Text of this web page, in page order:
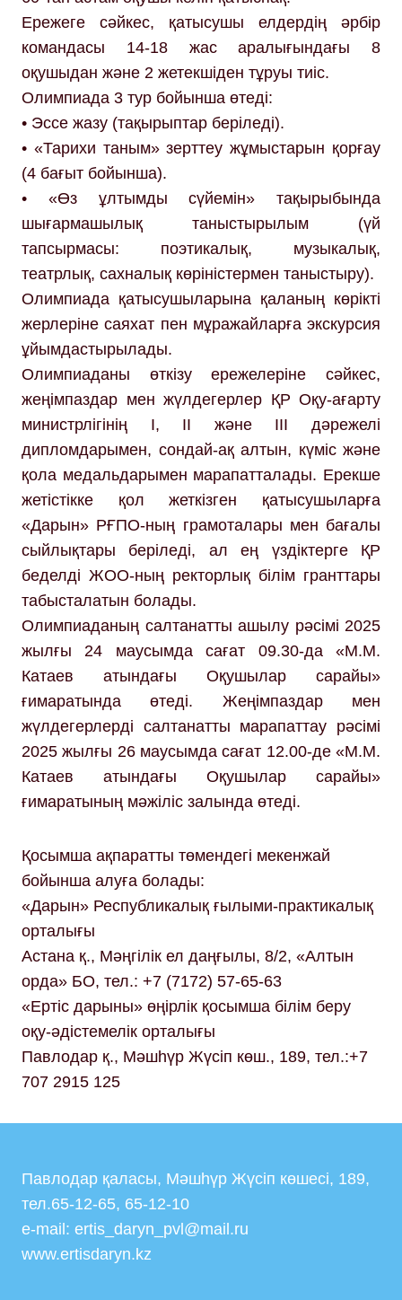
Ережеге сәйкес, қатысушы елдердің әрбір
командасы 14-18 жас аралығындағы 8
оқушыдан және 2 жетекшіден тұруы тиіс.
Олимпиада 3 тур бойынша өтеді:
• Эссе жазу (тақырыптар беріледі).
• «Тарихи таным» зерттеу жұмыстарын қорғау
(4 бағыт бойынша).
• «Өз ұлтымды сүйемін» тақырыбында
шығармашылық таныстырылым (үй
тапсырмасы: поэтикалық, музыкалық,
театрлық, сахналық көріністермен таныстыру).
Олимпиада қатысушыларына қаланың көрікті
жерлеріне саяхат пен мұражайларға экскурсия
ұйымдастырылады.
Олимпиаданы өткізу ережелеріне сәйкес,
жеңімпаздар мен жүлдегерлер ҚР Оқу-ағарту
министрлігінің I, II және III дәрежелі
дипломдарымен, сондай-ақ алтын, күміс және
қола медальдарымен марапатталады. Ерекше
жетістікке қол жеткізген қатысушыларға
«Дарын» РҒПО-ның грамоталары мен бағалы
сыйлықтары беріледі, ал ең үздіктерге ҚР
беделді ЖОО-ның ректорлық білім гранттары
табысталатын болады.
Олимпиаданың салтанатты ашылу рәсімі 2025
жылғы 24 маусымда сағат 09.30-да «М.М.
Катаев атындағы Оқушылар сарайы»
ғимаратында өтеді. Жеңімпаздар мен
жүлдегерлерді салтанатты марапаттау рәсімі
2025 жылғы 26 маусымда сағат 12.00-де «М.М.
Катаев атындағы Оқушылар сарайы»
ғимаратының мәжіліс залында өтеді.
Қосымша ақпаратты төмендегі мекенжай
бойынша алуға болады:
«Дарын» Республикалық ғылыми-практикалық
орталығы
Астана қ., Мәңгілік ел даңғылы, 8/2, «Алтын
орда» БО, тел.: +7 (7172) 57-65-63
«Ертіс дарыны» өңірлік қосымша білім беру
оқу-әдістемелік орталығы
Павлодар қ., Мәшһүр Жүсіп көш., 189, тел.:+7
707 2915 125
Павлодар қаласы, Мәшһүр Жүсіп көшесі, 189,
тел.65-12-65, 65-12-10
e-mail: ertis_daryn_pvl@mail.ru
www.ertisdaryn.kz